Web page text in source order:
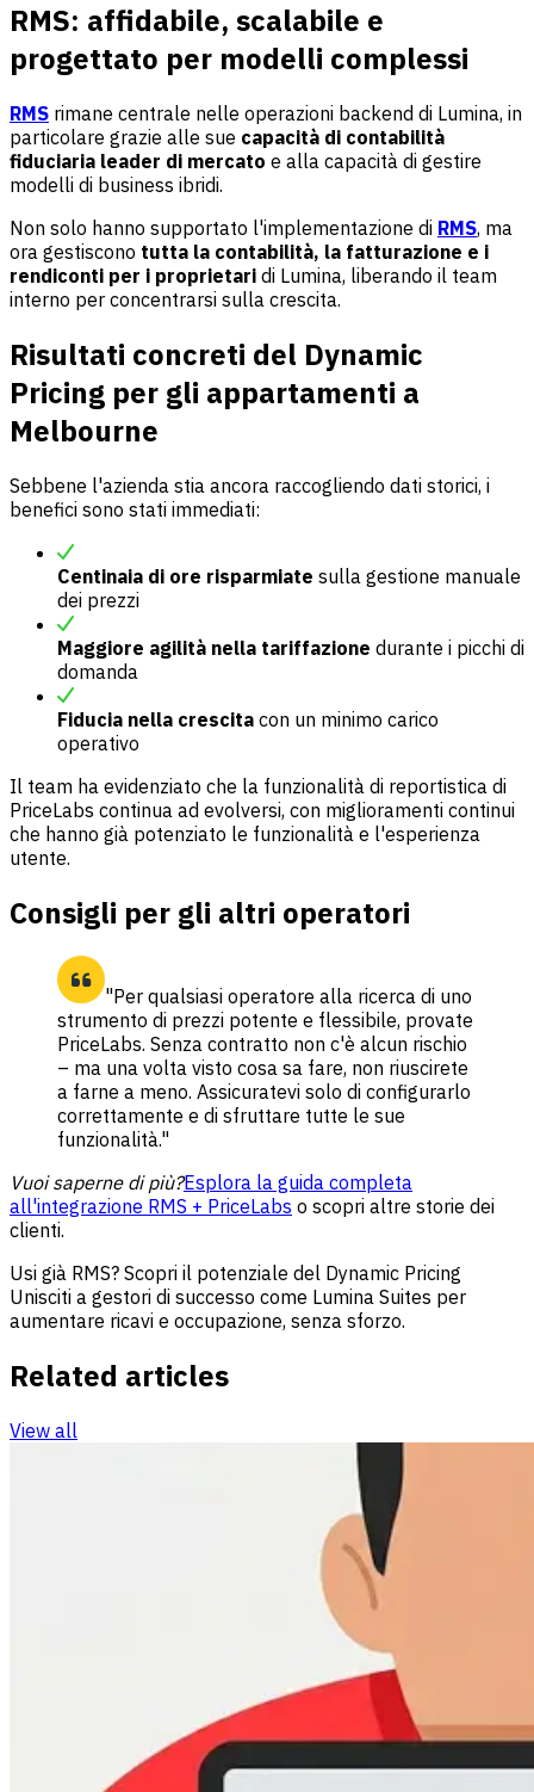
RMS: affidabile, scalabile e
progettato per modelli complessi
RMS rimane centrale nelle operazioni backend di Lumina, in
particolare grazie alle sue capacità di contabilità
fiduciaria leader di mercato e alla capacità di gestire
modelli di business ibridi.
Non solo hanno supportato l'implementazione di RMS, ma
ora gestiscono tutta la contabilità, la fatturazione e i
rendiconti per i proprietari di Lumina, liberando il team
interno per concentrarsi sulla crescita.
Risultati concreti del Dynamic
Pricing per gli appartamenti a
Melbourne
Sebbene l'azienda stia ancora raccogliendo dati storici, i
benefici sono stati immediati:
Centinaia di ore risparmiate sulla gestione manuale
dei prezzi
Maggiore agilità nella tariffazione durante i picchi di
domanda
Fiducia nella crescita con un minimo carico
operativo
Il team ha evidenziato che la funzionalità di reportistica di
PriceLabs continua ad evolversi, con miglioramenti continui
che hanno già potenziato le funzionalità e l'esperienza
utente.
Consigli per gli altri operatori
"Per qualsiasi operatore alla ricerca di uno
strumento di prezzi potente e flessibile, provate
PriceLabs. Senza contratto non c'è alcun rischio
– ma una volta visto cosa sa fare, non riuscirete
a farne a meno. Assicuratevi solo di configurarlo
correttamente e di sfruttare tutte le sue
funzionalità."
Vuoi saperne di più?Esplora la guida completa
all'integrazione RMS + PriceLabs o scopri altre storie dei
clienti.
Usi già RMS? Scopri il potenziale del Dynamic Pricing
Unisciti a gestori di successo come Lumina Suites per
aumentare ricavi e occupazione, senza sforzo.
Related articles
View all